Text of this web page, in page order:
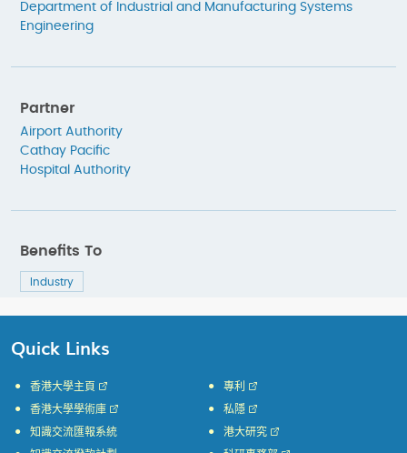
Department of Industrial and Manufacturing Systems
Engineering
Partner
Airport Authority
Cathay Pacific
Hospital Authority
Benefits To
Industry
Quick Links
香港大學主頁
香港大學學術庫
知識交流匯報系統
專利
私隱
港大研究